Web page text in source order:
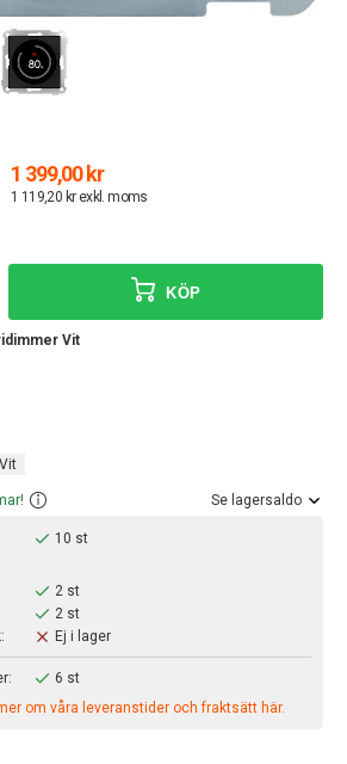
1 399,00 kr
1 119,20 kr exkl. moms
Vit
KÖP
Vit
Se lagersaldo
10 st
2 st
2 st
Ej i lager
6 st
om våra leveranstider och fraktsätt här.